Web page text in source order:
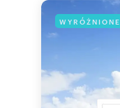
WYRÓŻNIONE